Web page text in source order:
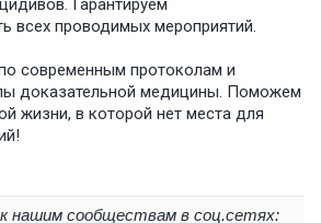
Гарантируем
всех проводимых мероприятий.
современным протоколам и
доказательной медицины. Поможем
жизни, в которой нет места для
нашим сообществам в соц.сетях: